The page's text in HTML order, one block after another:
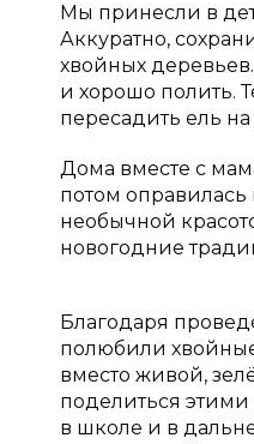
Мы принесли в
Аккуратно,
хвойных
и хорошо полить.
пересадить ель на
Дома вместе с
потом
необычной
новогодние
Благодаря
полюбили
вместо живой,
поделиться этими
в школе и в